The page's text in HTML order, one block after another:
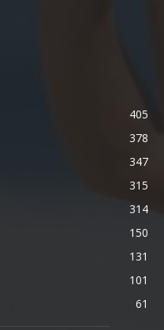
405
378
347
315
314
150
131
101
61